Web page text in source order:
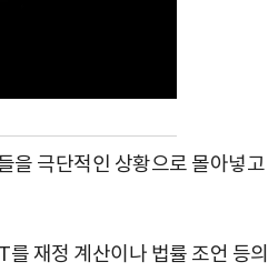
을 극단적인 상황으로 몰아넣고
재정 계산이나 법률 조언 등의